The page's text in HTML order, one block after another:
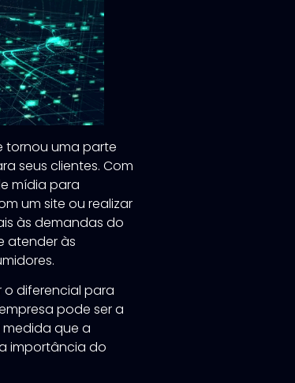
tornou uma parte
seus clientes. Com
mídia para
um site ou realizar
às demandas do
atender às
o diferencial para
pode ser a
medida que a
importância do